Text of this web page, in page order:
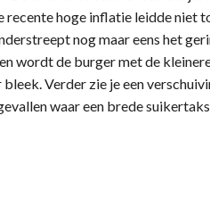
recente hoge inflatie leidde niet
nog maar eens het
wordt de burger met de
Verder zie je een
waar een brede